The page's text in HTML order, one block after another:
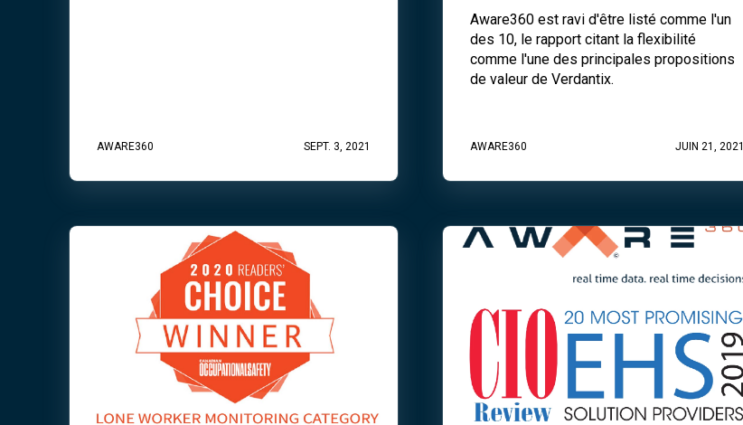
AWARE360 SEPT. 3, 2021
Aware360 est ravi d'être listé comme l'un
des 10, le rapport citant la flexibilité
comme l'une des principales propositions
de valeur de Verdantix.
AWARE360 JUIN 21, 2021